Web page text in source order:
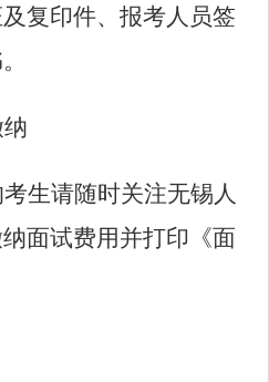
复印件、报考人员签
生请随时关注无锡人
面试费用并打印《面